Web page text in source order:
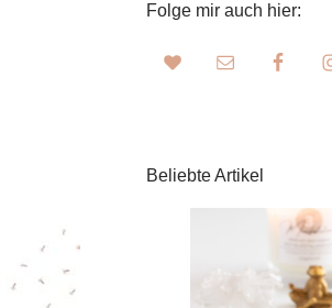
Folge mir auch hier:
Beliebte Artikel